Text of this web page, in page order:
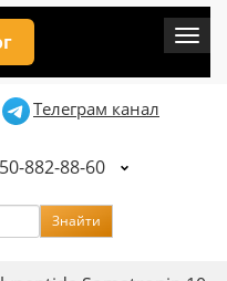
Телеграм канал
882-88-60
Знайти